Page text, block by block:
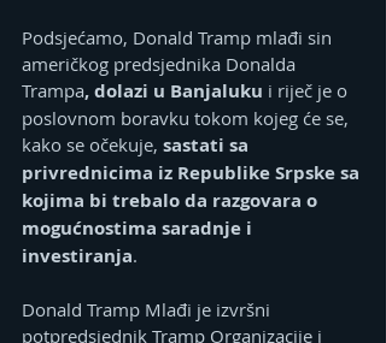
Podsjećamo, Donald Tramp mlađi sin
američkog predsjednika Donalda
Trampa, dolazi u Banjaluku i riječ je o
poslovnom boravku tokom kojeg će se,
kako se očekuje, sastati sa
privrednicima iz Republike Srpske sa
kojima bi trebalo da razgovara o
mogućnostima saradnje i
investiranja.
Donald Tramp Mlađi je izvršni
potpredsjednik Tramp Organizacije i